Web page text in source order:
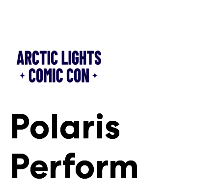
Polaris
Perform
Polaris
Perform